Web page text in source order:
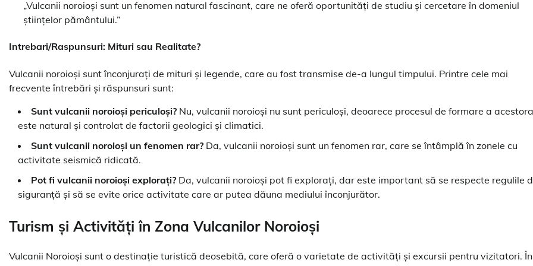
„Vulcanii noroioși sunt un fenomen natural fascinant, care ne oferă oportunități de studiu și cercetare în domeniul
științelor pământului.”
Intrebari/Raspunsuri: Mituri sau Realitate?
Vulcanii noroioși sunt înconjurați de mituri și legende, care au fost transmise de-a lungul timpului. Printre cele mai
frecvente întrebări și răspunsuri sunt:
Sunt vulcanii noroioși periculoși?Nu, vulcanii noroioși nu sunt periculoși, deoarece procesul de formare a acestora
este natural și controlat de factorii geologici și climatici.
Sunt vulcanii noroioși un fenomen rar?Da, vulcanii noroioși sunt un fenomen rar, care se întâmplă în zonele cu
activitate seismică ridicată.
Pot fi vulcanii noroioși explorați?Da, vulcanii noroioși pot fi explorați, dar este important să se respecte regulile
siguranță și să se evite orice activitate care ar putea dăuna mediului înconjurător.
Turism și Activități în Zona Vulcanilor Noroioși
Vulcanii Noroioși sunt o destinație turistică deosebită, care oferă o varietate de activități și excursii pentru vizitatori. În